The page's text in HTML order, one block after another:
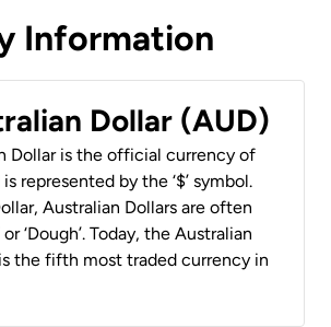
Information
Dollar (AUD)
Dollar is the official currency of
represented by the ‘$’ symbol.
Australian Dollars are often
or ‘Dough’. Today, the Australian
the fifth most traded currency in